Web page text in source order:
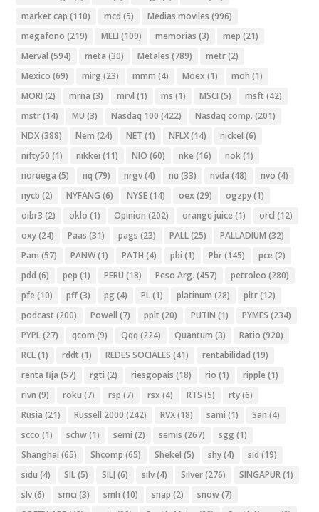
market cap (110) mcd (5) Medias moviles (996)
megafono (219) MELI (109) memorias (3) mep (21)
Merval (594) meta (30) Metales (789) metr(2)
Mexico (69) mirg (23) mmm (4) Moex (1) moh (1)
MORI (2) mrna (3) mrvl (1) ms (1) MSCI (5) msft (42)
mstr(14) MU (3) Nasdaq 100 (422) Nasdaq comp. (201)
NDX(388) Nem (24) NET (1) NFLX(14) nickel (6)
nifty50 (1) nikkei (11) NIO (60) nke (16) nok(1)
noruega (5) nq (79) nrgv(4) nu (33) nvda (48) nvo (4)
nycb (2) NYFANG (6) NYSE(14) oex (29) ogzpy(1)
oibr3 (2) oklo (1) Opinion (202) orange juice (1) orcl (12)
oxy(24) Paas (31) pags (23) PALL(25) PALLADIUM (32)
Pam (57) PANW(1) PATH (4) pbi (1) Pbr(145) pce (2)
pdd (6) pep (1) PERU (18) Peso Arg. (457) petroleo (280)
pfe (10) pff(3) pg (4) PL(1) platinum (28) pltr(12)
podcast (200) Powell (7) pplt (20) PUTIN (1) PYMES (234)
PYPL(27) qcom (9) Qqq (224) Quantum (3) Ratio (920)
RCL(1) rddt (1) REDES SOCIALES (41) rentabilidad (19)
renta fija (57) rgti (2) riesgopais (18) rio (1) ripple (1)
rivn (9) roku (7) rsp (7) rsx (4) RTS (5) rty(6)
Rusia (21) Russell 2000 (242) RVX(18) sami (1) San (4)
scco (1) schw(1) semi (2) semis (267) sgg (1)
Shanghai (65) Shcomp (65) Shekel (5) shy(4) sid (19)
sidu (4) SIL(5) SILJ (6) silv(4) Silver(276) SINGAPUR(1)
slv(6) smci (3) smh (10) snap (2) snow(7)